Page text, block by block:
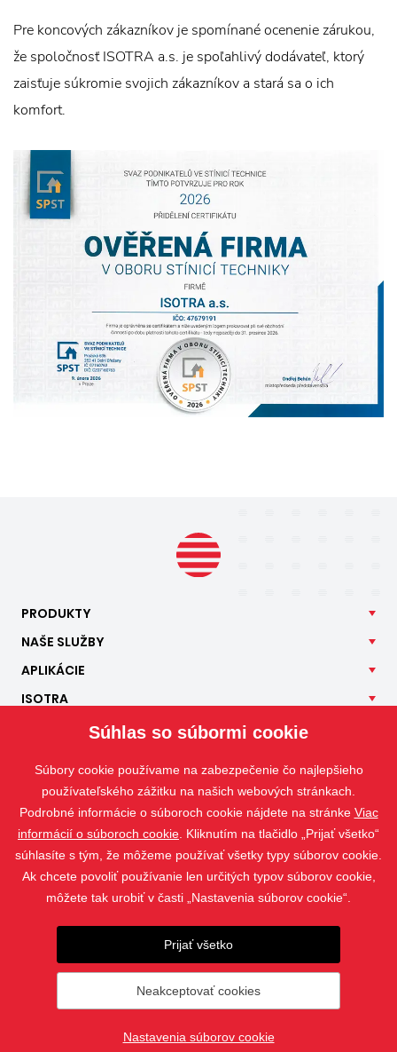
Pre koncových zákazníkov je spomínané ocenenie zárukou,
že spoločnosť ISOTRA a.s. je spoľahlivý dodávateľ, ktorý
zaisťuje súkromie svojich zákazníkov a stará sa o ich
komfort.
PRODUKTY
NAŠE SLUŽBY
APLIKÁCIE
ISOTRA
Fotografie sú chránené autorským právom a ich sťahovanie alebo
použitie bez povolenia je zakázané.
vytvorilwebProgress
Súhlas so súbormi cookie
Súbory cookie používame na zabezpečenie čo najlepšieho
používateľského zážitku na našich webových stránkach.
Podrobné informácie o súboroch cookie nájdete na stránke Viac
informácií o súboroch cookie . Kliknutím na tlačidlo „Prijať všetko“
súhlasíte s tým, že môžeme používať všetky typy súborov cookie.
Ak chcete povoliť používanie len určitých typov súborov cookie,
môžete tak urobiť v časti „Nastavenia súborov cookie“.
Prijať všetko
Neakceptovať cookies
Nastavenia súborov cookie